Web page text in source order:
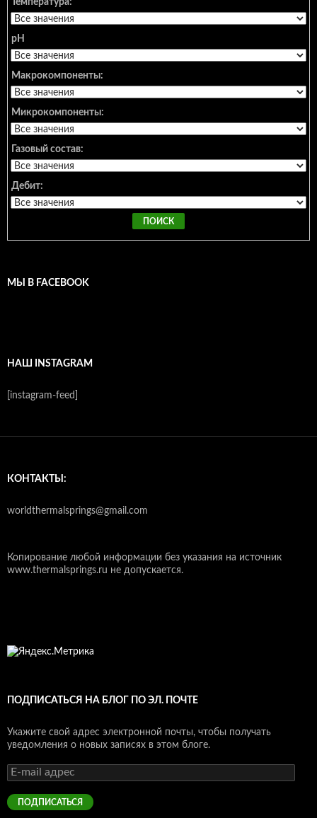
Температура:
pH
Макрокомпоненты:
Микрокомпоненты:
Газовый состав:
Дебит:
МЫ В FACEBOOK
НАШ INSTAGRAM
[instagram-feed]
КОНТАКТЫ:
worldthermalsprings@gmail.com
Копирование любой информации без указания на источник
www.thermalsprings.ru не допускается.
ПОДПИСАТЬСЯ НА БЛОГ ПО ЭЛ. ПОЧТЕ
Укажите свой адрес электронной почты, чтобы получать
уведомления о новых записях в этом блоге.
E-
mail
адрес
ПОДПИСАТЬСЯ